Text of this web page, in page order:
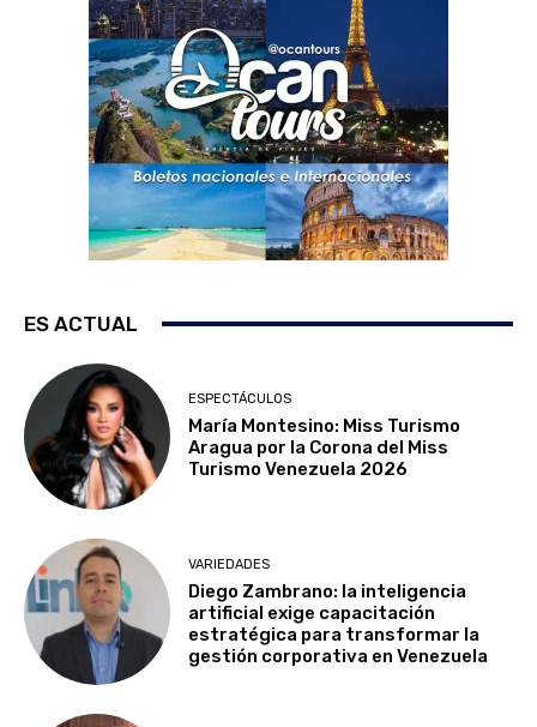
ES ACTUAL
ESPECTÁCULOS
María Montesino: Miss Turismo
Aragua por la Corona del Miss
Turismo Venezuela 2026
VARIEDADES
Diego Zambrano: la inteligencia
artificial exige capacitación
estratégica para transformar la
gestión corporativa en Venezuela